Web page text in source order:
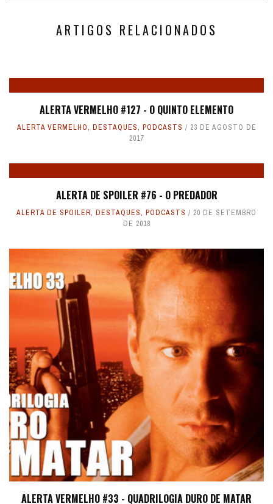
ARTIGOS RELACIONADOS
ALERTA VERMELHO #127 - O QUINTO ELEMENTO
ALERTA VERMELHO, DESTAQUES, PODCASTS
23 DE AGOSTO DE
2017
ALERTA DE SPOILER #76 - O PREDADOR
ALERTA DE SPOILER, DESTAQUES, PODCASTS
20 DE SETEMBRO
DE 2018
ALERTA VERMELHO #33 - QUADRILOGIA DURO DE MATAR